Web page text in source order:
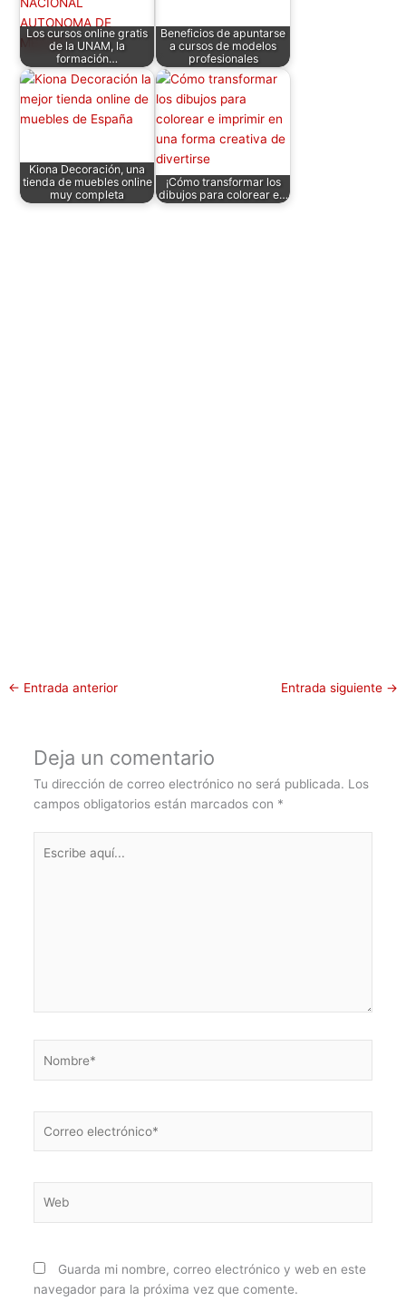
Los cursos online gratis
de la UNAM, la
formación…
Beneficios de apuntarse
a cursos de modelos
profesionales
Kiona Decoración, una
tienda de muebles online
muy completa
¡Cómo transformar los
dibujos para colorear e…
← Entrada anterior Entrada siguiente →
Deja un comentario
Tu dirección de correo electrónico no será publicada. Los
campos obligatorios están marcados con *
aquí...
electrónico*
Guarda mi nombre, correo electrónico y web en este
navegador para la próxima vez que comente.